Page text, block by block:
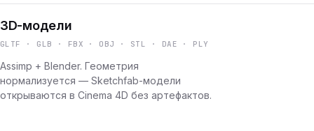
3D-модели
GLTF · GLB · FBX · OBJ · STL · DAE · PLY
Assimp + Blender. Геометрия
нормализуется — Sketchfab-модели
открываются в Cinema 4D без артефактов.